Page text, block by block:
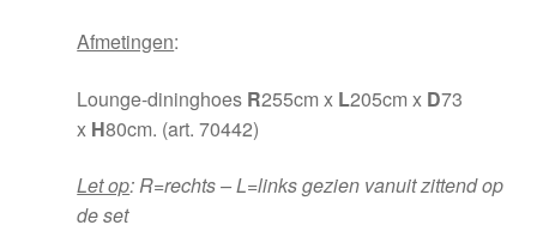
Afmetingen:
Lounge-dininghoes R255cm x L205cm x D73
x H80cm. (art. 70442)
Let op: R=rechts – L=links gezien vanuit zittend op
de set